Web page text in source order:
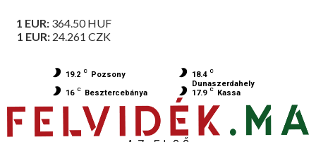
1 EUR: 364.50HUF
1 EUR: 24.261 CZK
19.2 C Pozsony 18.4 C
Dunaszerdahely
16 C Besztercebánya 17.9 C Kassa